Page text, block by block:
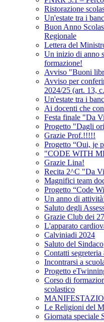
Ristorazione
Un'estate tra i
Buon Anno
Regionale
Lettera del
Un inizio di anno
formazione!
Avviso "Buoni
Avviso per
2024/25 (art. 13,
Un'estate tra i
Ai docenti che
Festa finale "Da
Progetto "Dagli
Grazie Prof.!!!!!
Progetto “Oui, je
"CODE WITH
Grazie Lina!
Recita 2^C "Da
Magnifici team
Progetto “Code
Un anno di
Saluto degli
Grazie Club dei 27
L'apparato
Calviniadi 2024
Saluto del Sindaco
Contatti
Incontrarsi a
Progetto
Corso di
scolastico
Le Religioni del
Giornata speciale